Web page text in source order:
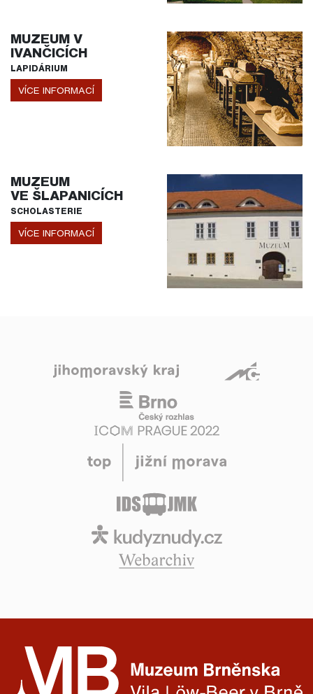
MUZEUM V
IVANČICÍCH
LAPIDÁRIUM
VÍCE INFORMACÍ
MUZEUM
VE ŠLAPANICÍCH
SCHOLASTERIE
VÍCE INFORMACÍ